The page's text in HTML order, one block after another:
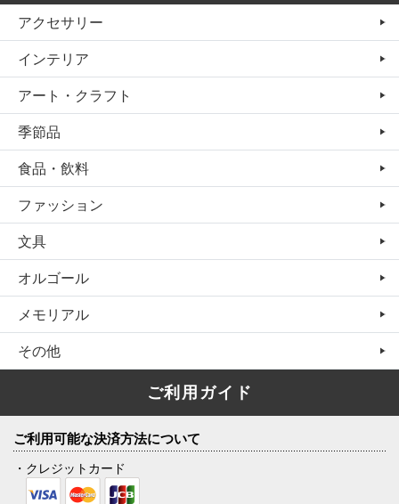
アクセサリー
インテリア
アート・クラフト
季節品
食品・飲料
ファッション
文具
オルゴール
メモリアル
その他
ご利用ガイド
ご利用可能な決済方法について
・クレジットカード